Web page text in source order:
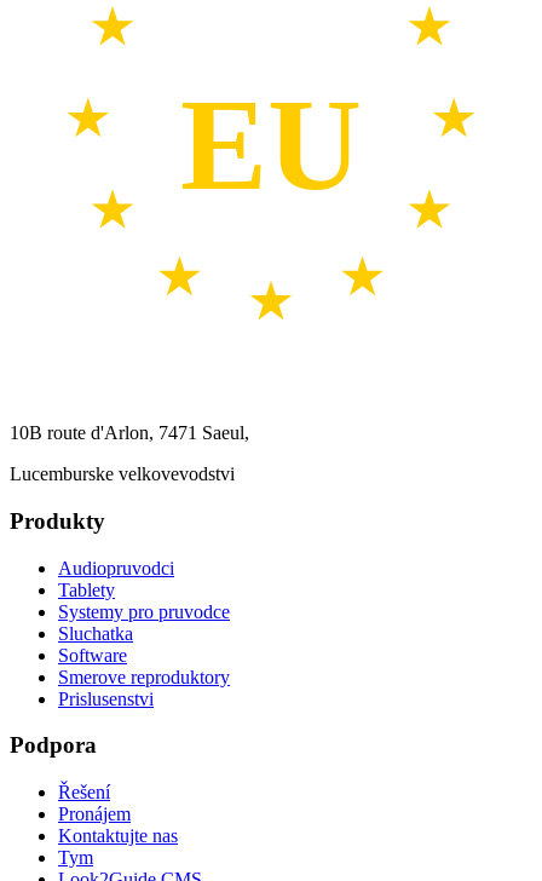
EU
10B route d'Arlon, 7471 Saeul,
Lucemburske velkovevodstvi
Produkty
Audiopruvodci
Tablety
Systemy pro pruvodce
Sluchatka
Software
Smerove reproduktory
Prislusenstvi
Podpora
Řešení
Pronájem
Kontaktujte nas
Tym